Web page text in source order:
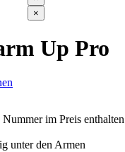
×
Up Pro
im Preis enthalten
unter den Armen